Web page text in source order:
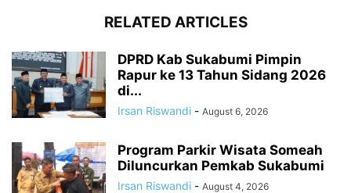
RELATED ARTICLES
DPRD Kab Sukabumi Pimpin
Rapur ke 13 Tahun Sidang 2026
di...
Irsan Riswandi - August 6, 2026
Program Parkir Wisata Someah
Diluncurkan Pemkab Sukabumi
Irsan Riswandi - August 4, 2026